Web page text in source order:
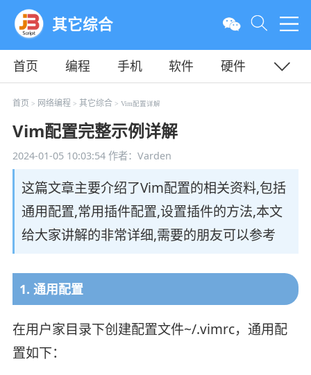
其它综合
首页 编程 手机 软件
硬件
教程
平面 服务器
首页 > 网络编程 > 其它综合> Vim配置详解
Vim配置完整示例详解
2024-01-05 10:03:54作者：Varden
这篇文章主要介绍了Vim配置的相关资料,包括
通用配置,常用插件配置,设置插件的方法,本文
给大家讲解的非常详细,需要的朋友可以参考
1. 通用配置
在用户家目录下创建配置文件~/.vimrc，通用配
置如下：